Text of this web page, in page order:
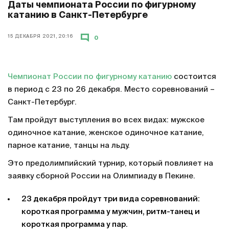
Даты чемпионата России по фигурному
катанию в Санкт-Петербурге
15 ДЕКАБРЯ 2021, 20:16 0
Чемпионат России по фигурному катанию состоится
в период с 23 по 26 декабря. Место соревнований –
Санкт-Петербург.
Там пройдут выступления во всех видах: мужское
одиночное катание, женское одиночное катание,
парное катание, танцы на льду.
Это предолимпийский турнир, который повлияет на
заявку сборной России на Олимпиаду в Пекине.
23 декабря пройдут три вида соревнований:
короткая программа у мужчин, ритм-танец и
короткая программа у пар.